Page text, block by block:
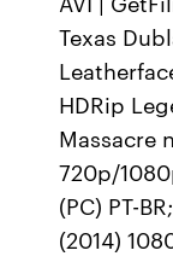
Texas
HDRip
Massacre
720p/
(PC) PT-
(2014)